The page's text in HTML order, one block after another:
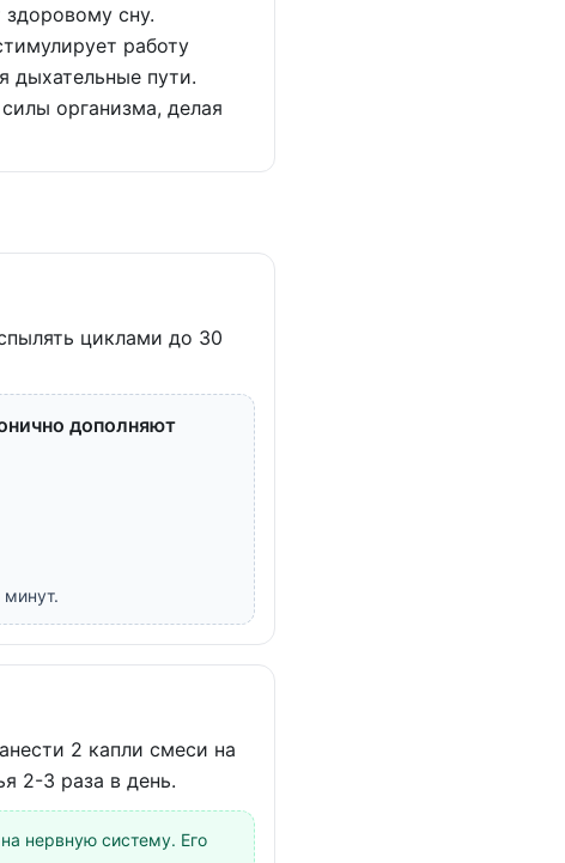
здоровому сну.
работу
дыхательные пути.
организма, делая
циклами до 30
дополняют
2 капли смеси на
2-3 раза в день.
нервную систему. Его